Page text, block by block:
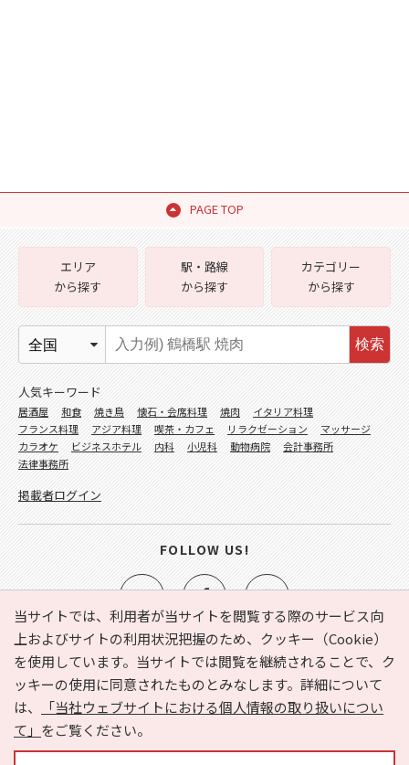
PAGE TOP
当サイトでは、利用者が当サイトを閲覧する際のサービス向
上およびサイトの利用状況把握のため、クッキー（Cookie）
を使用しています。当サイトでは閲覧を継続されることで、ク
ッキーの使用に同意されたものとみなします。詳細について
は、
「当社ウェブサイトにおける個人情報の取り扱いについ
て」 をご覧ください。
e-NAVITA（イーナビタ）とは？ お気に入り
ヘルプ
利用規約
個人情報の取り扱いについて
運営会社
サイトマップ
広告掲載に関するお問い合わせ
エリア
から探す
駅・路線
から探す
カテゴリー
から探す
検索
人気キーワード
居酒屋 和食 焼き鳥 懐石・会席料理 焼肉
イタリア料理
フランス料理
アジア料理 喫茶・カフェ リラクゼーション
マッサージ
カラオケ
ビジネスホテル 内科 小児科 動物病院
会計事務所
法律事務所
掲載者ログイン
FOLLOW US!